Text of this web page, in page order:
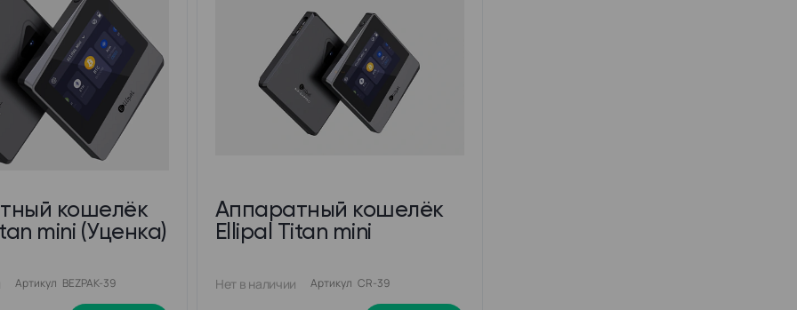
кошелёк
mini (Уценка)
Артикул BEZPAK-39
Аппаратный кошелёк
Ellipal Titan mini
Нет в наличии Артикул CR-39